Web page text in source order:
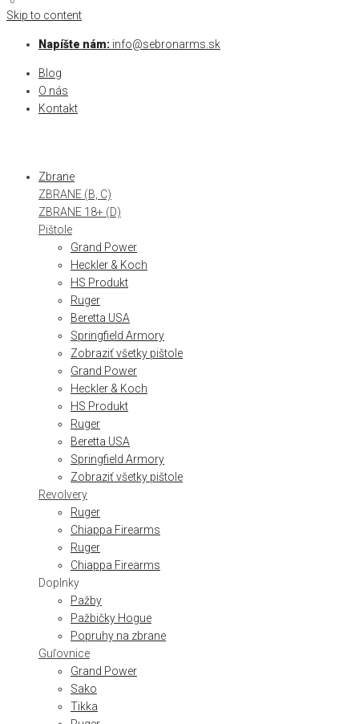
Skip to content
Napíšte nám: info@sebronarms.sk
Blog
O nás
Kontakt
Zbrane
ZBRANE (B, C)
ZBRANE 18+ (D)
Pištole
Grand Power
Heckler & Koch
HS Produkt
Ruger
Beretta USA
Springfield Armory
Zobraziť všetky pištole
Grand Power
Heckler & Koch
HS Produkt
Ruger
Beretta USA
Springfield Armory
Zobraziť všetky pištole
Revolvery
Ruger
Chiappa Firearms
Ruger
Chiappa Firearms
Doplnky
Pažby
Pažbičky Hogue
Popruhy na zbrane
Guľovnice
Grand Power
Sako
Tikka